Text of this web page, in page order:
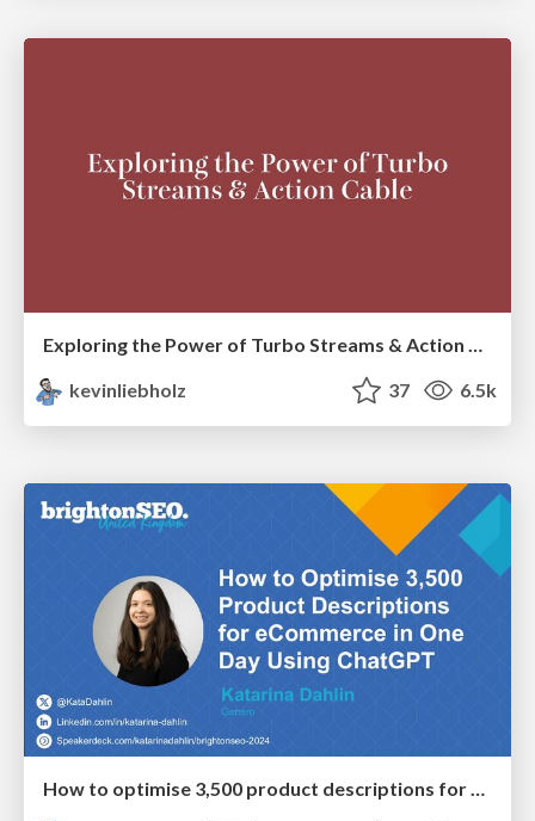
kevinliebholz
37 6.5k
How to optimise 3,500 product descriptions for ecommerce in one day using ChatGPT